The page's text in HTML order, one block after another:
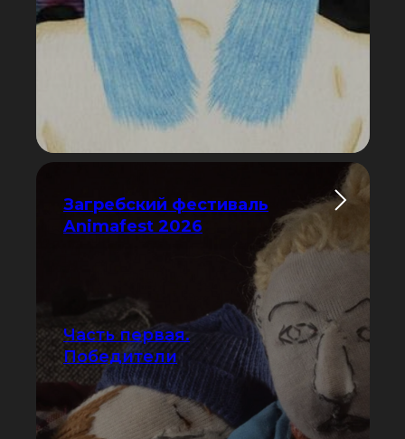
Загребский фестиваль
Animafest 2026
Часть первая.
Победители